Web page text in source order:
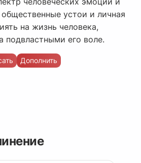
общественные устои и личная
на жизнь человека,
подвластными его воле.
Дополнить